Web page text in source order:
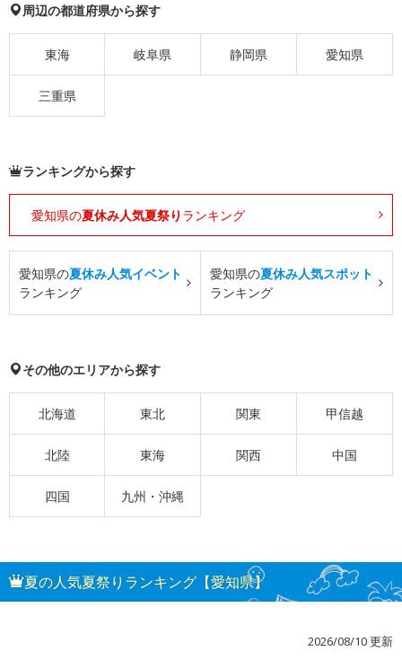
周辺の都道府県から探す
東海 岐阜県 静岡県 愛知県
三重県
ランキングから探す
愛知県の夏休み人気夏祭り ランキング
愛知県の夏休み人気イベント
ランキング
愛知県の夏休み人気スポット
ランキング
その他のエリアから探す
北海道 東北 関東 甲信越
北陸 東海 関西 中国
四国 九州・沖縄
夏の人気夏祭りランキング【愛知県】
2026/08/10 更新